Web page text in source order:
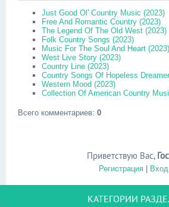
Just Good Ol' Country Music (2023)
Free And Romantic Country (2023)
The Legend Of The Old West (2023)
Folk Country Songs (2023)
Music For The Soul And Heart (2023)
West Live Story (2023)
Country Line (2023)
Country Songs Of Hopeless
Western Mood (2023)
Collection Of American Country
Всего комментариев: 0
Приветствую Вас,
Регистрация| Вход
КАТЕГОРИИ